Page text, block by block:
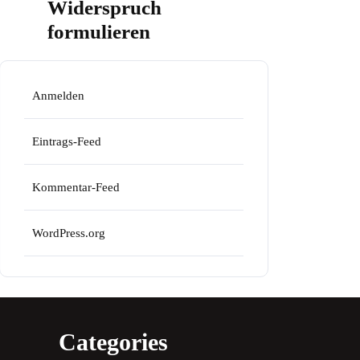
Widerspruch
formulieren
Anmelden
Eintrags-Feed
Kommentar-Feed
WordPress.org
Categories